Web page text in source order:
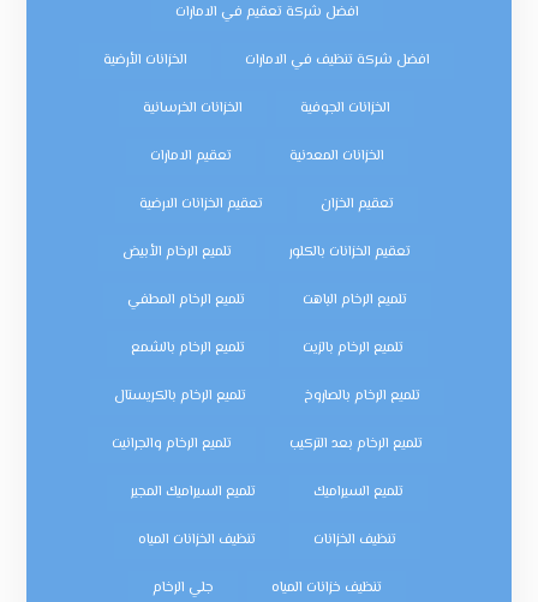
افضل شركة تعقيم في الامارات
افضل شركة تنظيف في الامارات الخزانات الأرضية
الخزانات الجوفية الخزانات الخرسانية
الخزانات المعدنية تعقيم الامارات
تعقيم الخزان تعقيم الخزانات الارضية
تعقيم الخزانات بالكلور تلميع الرخام الأبيض
تلميع الرخام الباهت تلميع الرخام المطفي
تلميع الرخام بالزيت تلميع الرخام بالشمع
تلميع الرخام بالصاروخ تلميع الرخام بالكريستال
تلميع الرخام بعد التركيب تلميع الرخام والجرانيت
تلميع السيراميك تلميع السيراميك المجير
تنظيف الخزانات تنظيف الخزانات المياه
تنظيف خزانات المياه جلي الرخام